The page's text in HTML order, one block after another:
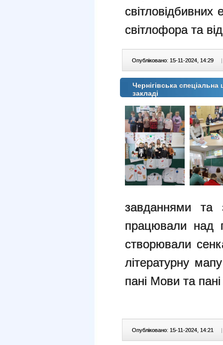
світловідбивних
світлофора та
Опубліковано: 15-11-2024, 14:29 |
Чернігівська
закладі
завданнями та
працювали над
створювали
літературну
пані Мови та
Опубліковано: 15-11-2024, 14:21 |